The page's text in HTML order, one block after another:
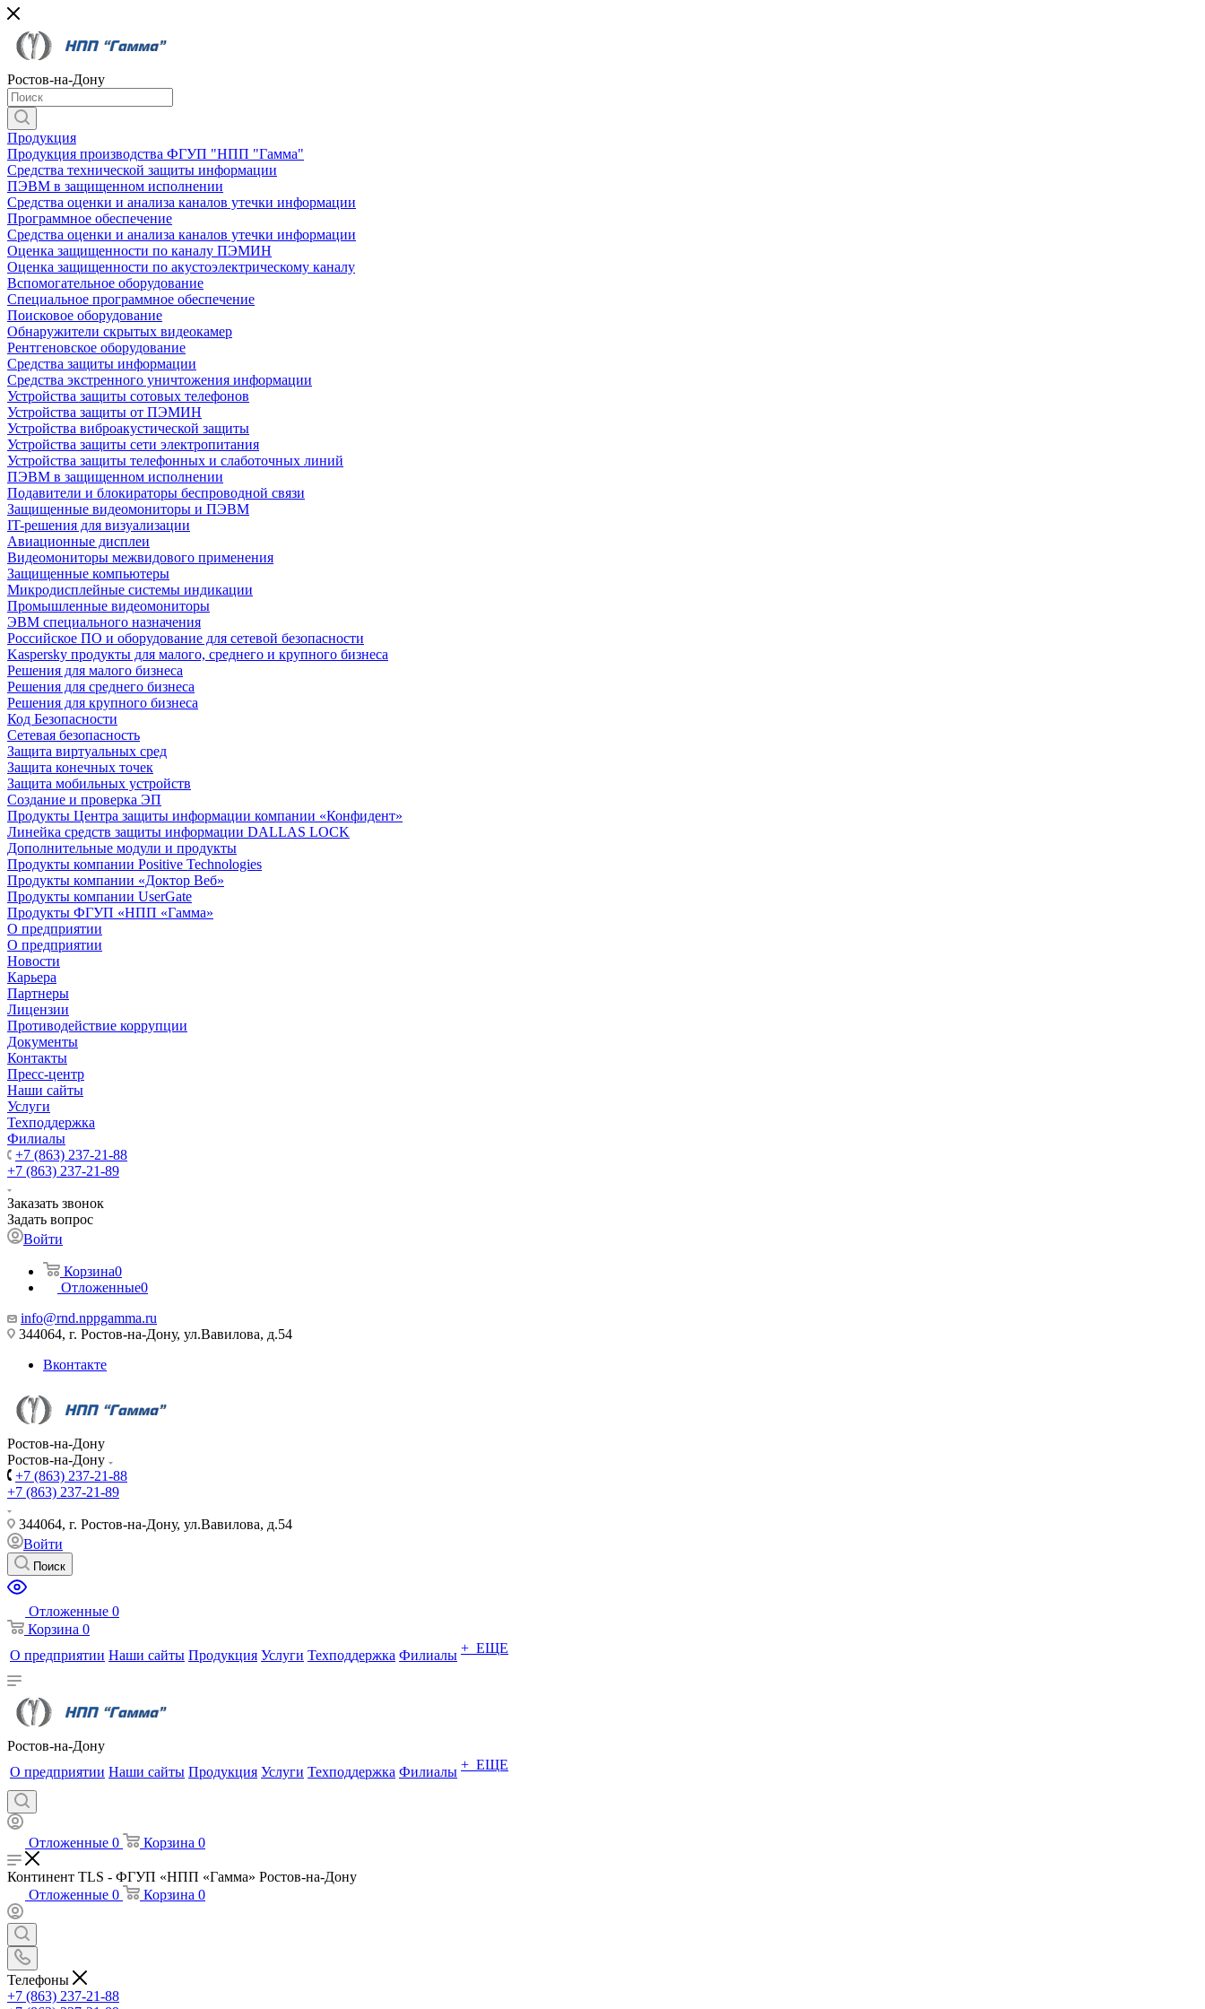
Ростов-на-Дону
Продукция
Продукция производства ФГУП "НПП "Гамма"
Средства технической защиты информации
ПЭВМ в защищенном исполнении
Средства оценки и анализа каналов утечки информации
Программное обеспечение
Средства оценки и анализа каналов утечки информации
Оценка защищенности по каналу ПЭМИН
Оценка защищенности по акустоэлектрическому каналу
Вспомогательное оборудование
Специальное программное обеспечение
Поисковое оборудование
Обнаружители скрытых видеокамер
Рентгеновское оборудование
Средства защиты информации
Средства экстренного уничтожения информации
Устройства защиты сотовых телефонов
Устройства защиты от ПЭМИН
Устройства виброакустической защиты
Устройства защиты сети электропитания
Устройства защиты телефонных и слаботочных линий
ПЭВМ в защищенном исполнении
Подавители и блокираторы беспроводной связи
Защищенные видеомониторы и ПЭВМ
IT-решения для визуализации
Авиационные дисплеи
Видеомониторы межвидового применения
Защищенные компьютеры
Микродисплейные системы индикации
Промышленные видеомониторы
ЭВМ специального назначения
Российское ПО и оборудование для сетевой безопасности
Kaspersky продукты для малого, среднего и крупного бизнеса
Решения для малого бизнеса
Решения для среднего бизнеса
Решения для крупного бизнеса
Код Безопасности
Сетевая безопасность
Защита виртуальных сред
Защита конечных точек
Защита мобильных устройств
Создание и проверка ЭП
Продукты Центра защиты информации компании «Конфидент»
Линейка средств защиты информации DALLAS LOCK
Дополнительные модули и продукты
Продукты компании Positive Technologies
Продукты компании «Доктор Веб»
Продукты компании UserGate
Продукты ФГУП «НПП «Гамма»
О предприятии
О предприятии
Новости
Карьера
Партнеры
Лицензии
Противодействие коррупции
Документы
Контакты
Пресс-центр
Наши сайты
Услуги
Техподдержка
Филиалы
+7 (863) 237-21-88
+7 (863) 237-21-89
Заказать звонок
Задать вопрос
Войти
Корзина0
Отложенные0
info@rnd.nppgamma.ru
344064, г. Ростов-на-Дону, ул.Вавилова, д.54
Вконтакте
Ростов-на-Дону
Ростов-на-Дону
+7 (863) 237-21-88
+7 (863) 237-21-89
344064, г. Ростов-на-Дону, ул.Вавилова, д.54
Войти
Поиск
Отложенные 0
Корзина 0
О предприятии Наши сайты Продукция Услуги Техподдержка Филиалы + ЕЩЕ
Ростов-на-Дону
О предприятии Наши сайты Продукция Услуги Техподдержка Филиалы + ЕЩЕ
Отложенные 0 Корзина 0
Континент TLS - ФГУП «НПП «Гамма» Ростов-на-Дону
Отложенные 0 Корзина 0
Телефоны
+7 (863) 237-21-88